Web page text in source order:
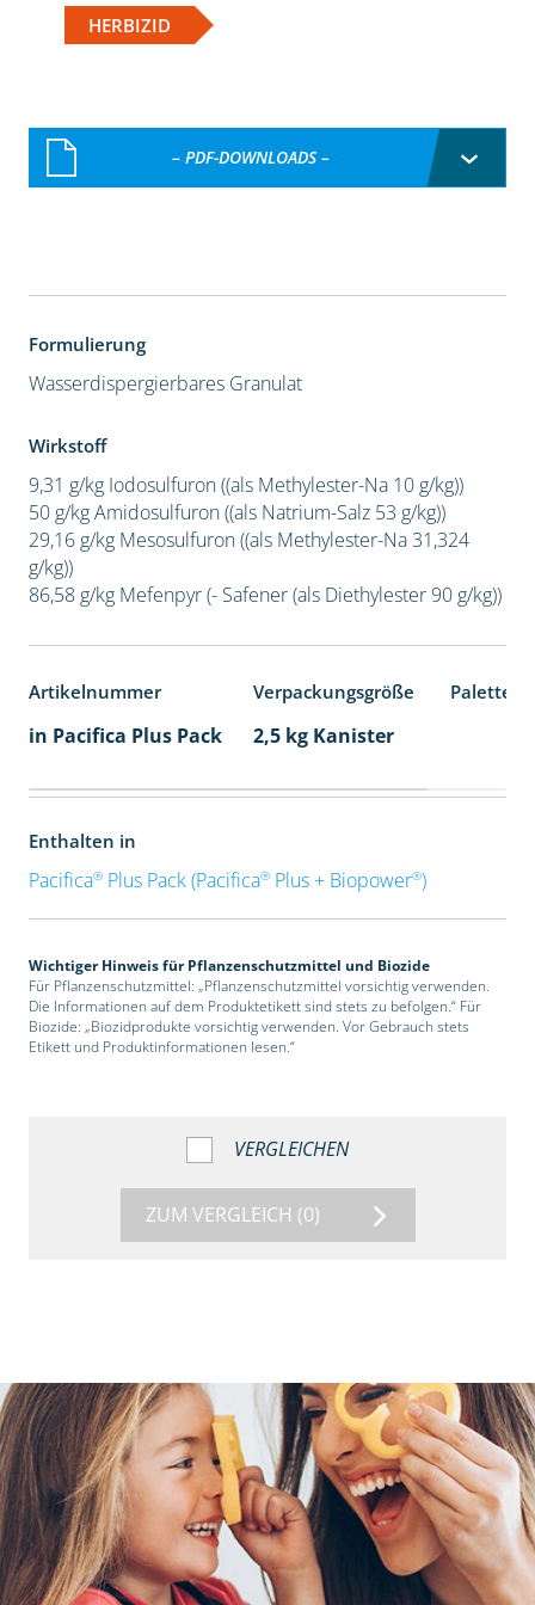
HERBIZID
– PDF-DOWNLOADS –
Formulierung
Wasserdispergierbares Granulat
Wirkstoff
9,31 g/kg Iodosulfuron ((als Methylester-Na 10 g/kg))
50 g/kg Amidosulfuron ((als Natrium-Salz 53 g/kg))
29,16 g/kg Mesosulfuron ((als Methylester-Na 31,324
g/kg))
86,58 g/kg Mefenpyr (- Safener (als Diethylester 90 g/kg))
Artikelnummer Verpackungsgröße
in Pacifica Plus Pack 2,5 kg Kanister
Enthalten in
Pacifica®Plus Pack (Pacifica®Plus + Biopower®)
Wichtiger Hinweis für Pflanzenschutzmittel und Biozide
Für Pflanzenschutzmittel: „Pflanzenschutzmittel vorsichtig verwenden.
Die Informationen auf dem Produktetikett sind stets zu befolgen.“ Für
Biozide: „Biozidprodukte vorsichtig verwenden. Vor Gebrauch stets
Etikett und Produktinformationen lesen.“
VERGLEICHEN
ZUM VERGLEICH (0)